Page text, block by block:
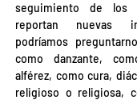
seguimiento de los
reportan nuevas
podríamos
como danzante,
alférez, como cura,
religioso o religiosa,